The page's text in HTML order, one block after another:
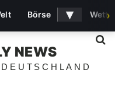
NEWS
Börse ▾ ›